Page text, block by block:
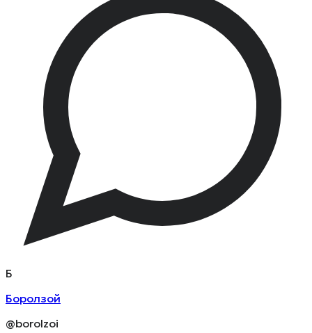
Б
Боролзой
@borolzoi